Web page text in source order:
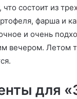
состоит из
фарша и
и очень
вечером. Летом
для